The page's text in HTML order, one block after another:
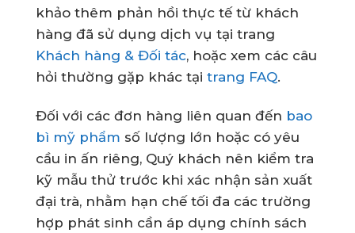
khảo thêm phản hồi thực tế từ khách
hàng đã sử dụng dịch vụ tại trang
Khách hàng & Đối tác, hoặc xem các câu
hỏi thường gặp khác tại trang FAQ.
Đối với các đơn hàng liên quan đến bao
bì mỹ phẩm số lượng lớn hoặc có yêu
cầu in ấn riêng, Quý khách nên kiểm tra
kỹ mẫu thử trước khi xác nhận sản xuất
đại trà, nhằm hạn chế tối đa các trường
hợp phát sinh cần áp dụng chính sách